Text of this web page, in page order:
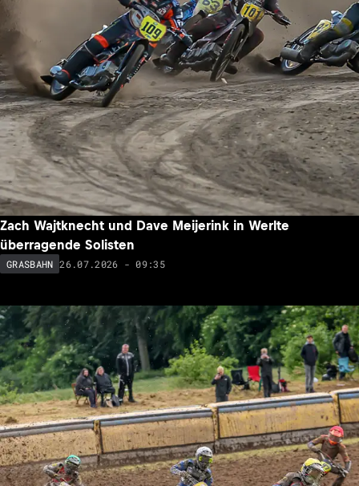
Zach Wajtknecht und Dave Meijerink in Werlte
überragende Solisten
GRASBAHN 26.07.2026 - 09:35